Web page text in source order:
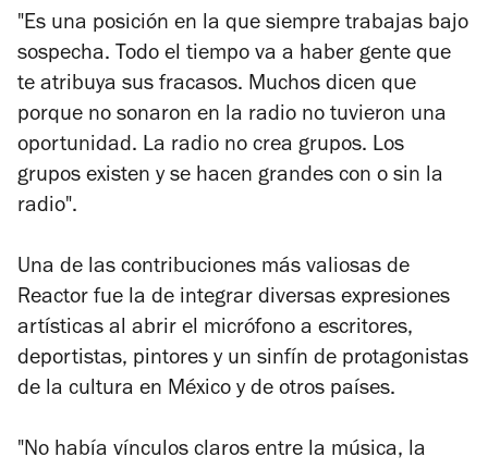
"Es una posición en la que siempre trabajas bajo
sospecha. Todo el tiempo va a haber gente que
te atribuya sus fracasos. Muchos dicen que
porque no sonaron en la radio no tuvieron una
oportunidad. La radio no crea grupos. Los
grupos existen y se hacen grandes con o sin la
radio".
Una de las contribuciones más valiosas de
Reactor fue la de integrar diversas expresiones
artísticas al abrir el micrófono a escritores,
deportistas, pintores y un sinfín de protagonistas
de la cultura en México y de otros países.
"No había vínculos claros entre la música, la